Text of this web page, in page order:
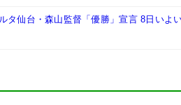
タ仙台・森山監督「優勝」宣言 8日いよ